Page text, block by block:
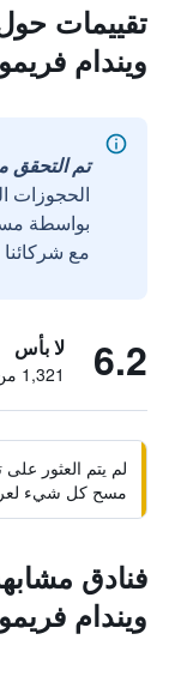
تقييمات
ويندام
تم التحقق منه
الحجوزات
مع شركائنا
6.2 لا بأس
1,321 من التقييمات تم التحقق منها
لم يتم العثور
مسح كل شيء
فنادق
ويندام